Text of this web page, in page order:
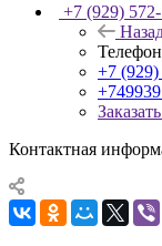
+7 (929)
+7
Контактная